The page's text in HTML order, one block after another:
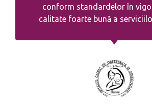
conform standardelor în
calitate foarte bună a